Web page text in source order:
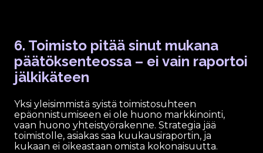
6. Toimisto pitää sinut mukana
päätöksenteossa – ei vain raportoi
jälkikäteen
Yksi yleisimmistä syistä toimistosuhteen
epäonnistumiseen ei ole huono markkinointi,
vaan huono yhteistyörakenne. Strategia jää
toimistolle, asiakas saa kuukausiraportin, ja
kukaan ei oikeastaan omista kokonaisuutta.